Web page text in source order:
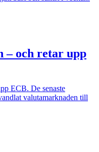
– och retar upp
ECB. De senaste
valutamarknaden till